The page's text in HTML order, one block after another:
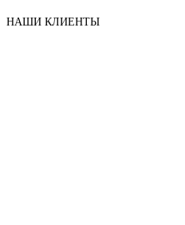
НАШИ КЛИЕНТЫ